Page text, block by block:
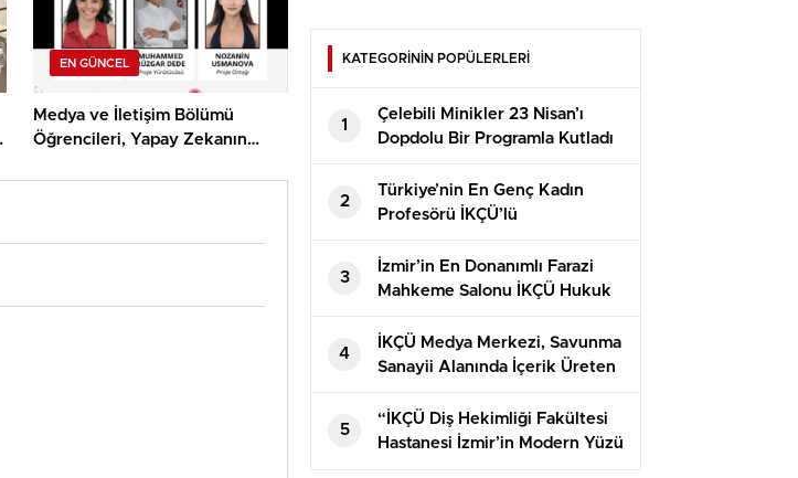
EN GÜNCEL
Medya ve İletişim Bölümü
Öğrencileri, Yapay Zekanın
KATEGORİNİN POPÜLERLERİ
1
Çelebili Minikler 23 Nisan’ı
Dopdolu Bir Programla Kutladı
2
Türkiye’nin En Genç Kadın
Profesörü İKÇÜ’lü
3
İzmir’in En Donanımlı Farazi
Mahkeme Salonu İKÇÜ Hukuk
Fakültesi’nde Açıldı
4
İKÇÜ Medya Merkezi, Savunma
Sanayii Alanında İçerik Üreten
Kaner Kurt’u Ağırladı
5
“İKÇÜ Diş Hekimliği Fakültesi
Hastanesi İzmir’in Modern Yüzü
Olacak”